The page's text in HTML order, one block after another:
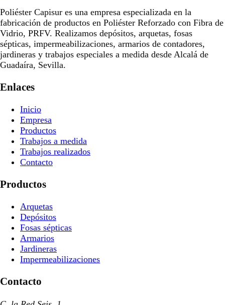
Poliéster Capisur es una empresa especializada en la
fabricación de productos en Poliéster Reforzado con Fibra de
Vidrio, PRFV. Realizamos depósitos, arquetas, fosas
sépticas, impermeabilizaciones, armarios de contadores,
jardineras y trabajos especiales a medida desde Alcalá de
Guadaíra, Sevilla.
Enlaces
Inicio
Empresa
Productos
Trabajos a medida
Trabajos realizados
Contacto
Productos
Arquetas
Depósitos
Fosas sépticas
Armarios
Jardineras
Impermeabilizaciones
Contacto